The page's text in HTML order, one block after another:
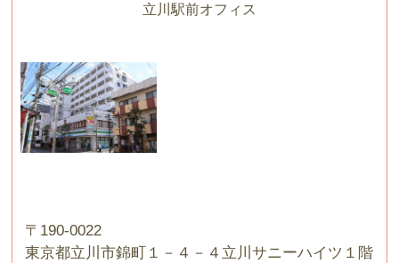
立川駅前オフィス
〒190-0022
東京都立川市錦町１－４－４立川サニーハイツ１階